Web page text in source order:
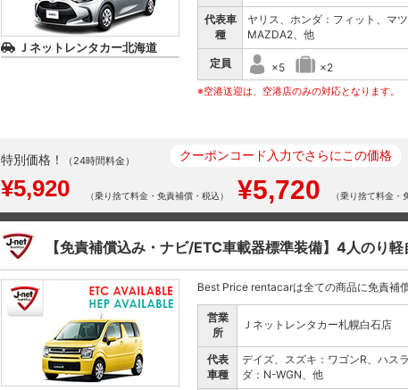
Ｊネットレンタカー北海道
代表車
種
ヤリス、ホンダ：フィット、マツ
MAZDA2、他
定員 ×5 ×2
※空港送迎は、空港店のみの対応となります。
特別価格！ （24時間料金）
¥5,920 （乗り捨て料金・免責補償・税込）
クーポンコード入力でさらにこの価格
¥5,720 （乗り捨て料金・
【免責補償込み・ナビ/ETC車載器標準装備】4人のり
Best Price rentacarは全ての商品に免責補
営業
所
Ｊネットレンタカー札幌白石店
代表
車種
デイズ、スズキ：ワゴンR、ハス
ダ：N-WGN、他